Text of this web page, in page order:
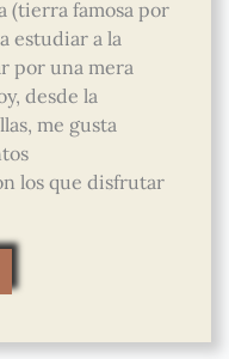
(tierra famosa por
estudiar a la
por una mera
desde la
me gusta
los que disfrutar